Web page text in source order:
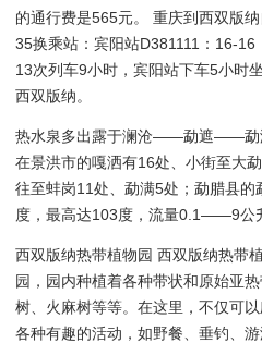
的通行费是565元。 重庆到西双版
35换乘站：宾阳站D381111：16-
13次列车9小时，宾阳站下车5小时
西双版纳。
热水泉多出露于澜沧——勐遮——勐
在景洪市的嘎洒有16处、小街至大
往至蚌岗11处、勐满5处；勐腊县
度，最高达103度，流量0.1——9公
西双版纳热带植物园 西双版纳热带
园，园内种植着各种带状和原始亚
树、火麻树等等。在这里，不仅可
各种有趣的活动，如野餐、垂钓、游